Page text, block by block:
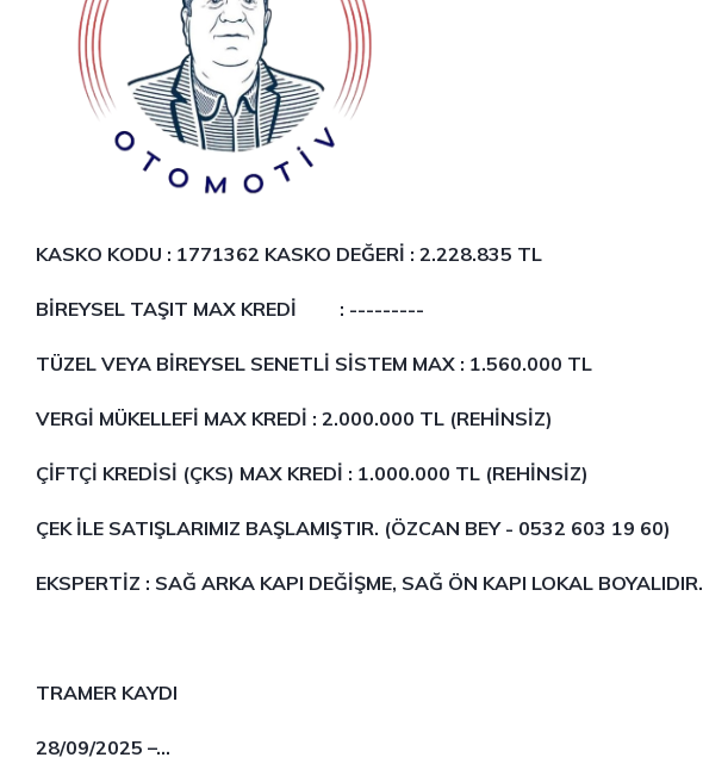
KASKO KODU : 1771362 KASKO DEĞERİ : 2.228.835 TL
BİREYSEL TAŞIT MAX KREDİ : ---------
TÜZEL VEYA BİREYSEL SENETLİ SİSTEM MAX : 1.560.000 TL
VERGİ MÜKELLEFİ MAX KREDİ : 2.000.000 TL (REHİNSİZ)
ÇİFTÇİ KREDİSİ (ÇKS) MAX KREDİ : 1.000.000 TL (REHİNSİZ)
ÇEK İLE SATIŞLARIMIZ BAŞLAMIŞTIR. (ÖZCAN BEY - 0532 603 19 60)
EKSPERTİZ : SAĞ ARKA KAPI DEĞİŞME, SAĞ ÖN KAPI LOKAL BOYALIDIR.
TRAMER KAYDI
28/09/2025 –…